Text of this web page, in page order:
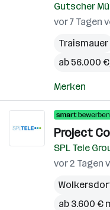
Gutscher
vor 7 Tagen
Traismauer
ab 56.000
Merken
Project
SPL Tele
vor 2
ab 3.600 €